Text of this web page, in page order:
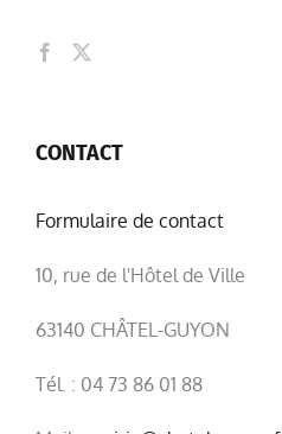
CONTACT
Formulaire de contact
10, rue de l'Hôtel de Ville
63140 CHÂTEL-GUYON
Tél. : 04 73 86 01 88